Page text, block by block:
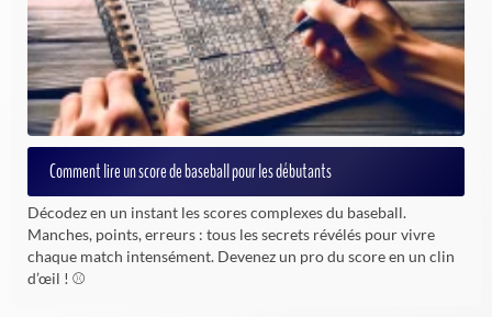
Comment lire un score de baseball pour les débutants
Décodez en un instant les scores complexes du baseball.
Manches, points, erreurs : tous les secrets révélés pour vivre
chaque match intensément. Devenez un pro du score en un clin
d’œil ! ⚾